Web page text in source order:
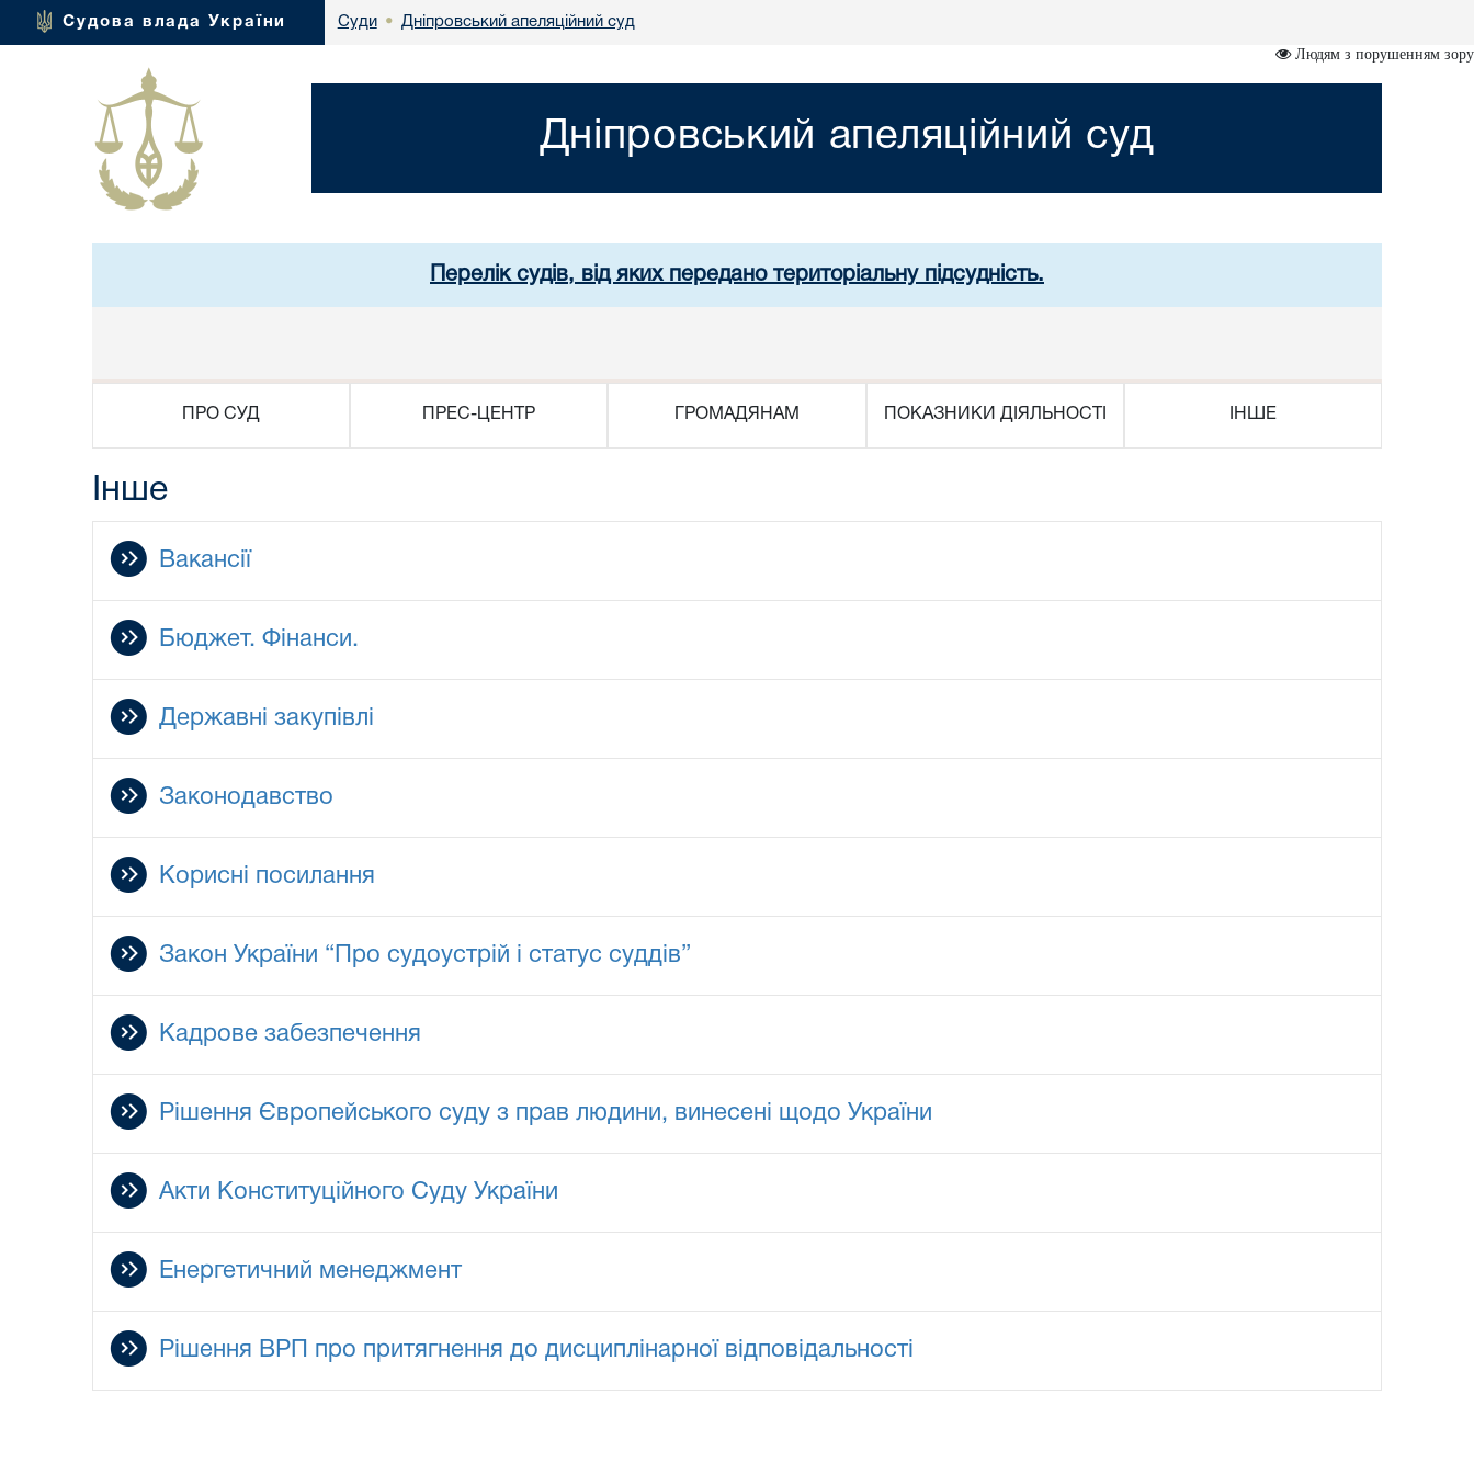
Судова влада України Суди • Дніпровський апеляційний суд
Людям з порушенням зору
Дніпровський апеляційний суд
Перелік судів, від яких передано територіальну підсудність.
ПРО СУД ПРЕС-ЦЕНТР ГРОМАДЯНАМ ПОКАЗНИКИ ДІЯЛЬНОСТІ ІНШЕ
Інше
Вакансії
Бюджет. Фінанси.
Державні закупівлі
Законодавство
Корисні посилання
Закон України “Про судоустрій і статус суддів”
Кадрове забезпечення
Рішення Європейського суду з прав людини, винесені щодо України
Акти Конституційного Суду України
Енергетичний менеджмент
Рішення ВРП про притягнення до дисциплінарної відповідальності